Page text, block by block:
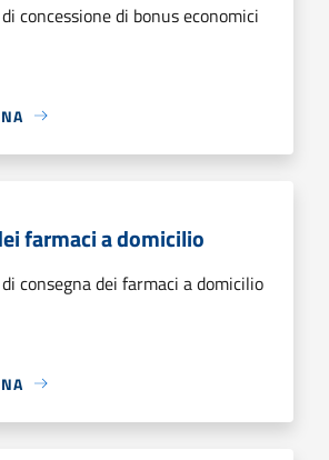
concessione di bonus economici
farmaci a domicilio
consegna dei farmaci a domicilio